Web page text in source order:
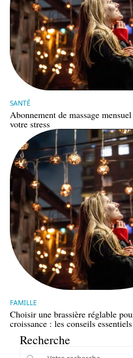
SANTÉ
Abonnement de massage
votre stress
FAMILLE
Choisir une brassière réglable
croissance : les conseils essentiels
Recherche